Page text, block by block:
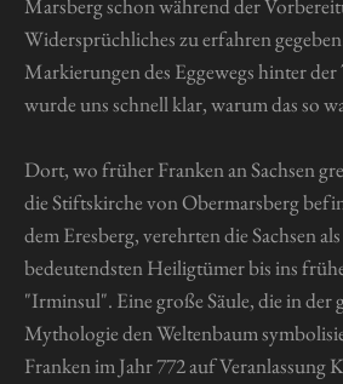
Marsberg schon während der
Widersprüchliches zu erfahren
Markierungen des Eggewegs hinter
wurde uns schnell klar, warum das so
Dort, wo früher Franken an Sachsen
die Stiftskirche von Obermarsberg
dem Eresberg, verehrten die Sachsen
bedeutendsten Heiligtümer bis ins
"Irminsul". Eine große Säule, die in der
Mythologie den Weltenbaum
Franken im Jahr 772 auf Veranlassung